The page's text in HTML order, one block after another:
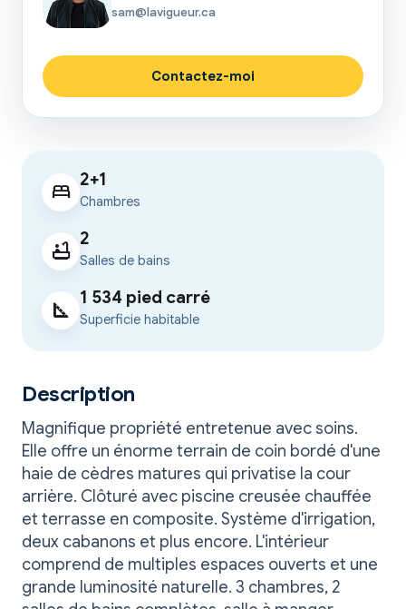
bed
2+1
Chambres
bathtub
2
Salles de bains
square_foot
1 534 pied carré
Superficie habitable
Description
Magnifique propriété entretenue avec soins.
Elle offre un énorme terrain de coin bordé d'une
haie de cèdres matures qui privatise la cour
arrière. Clôturé avec piscine creusée chauffée
et terrasse en composite. Système d'irrigation,
deux cabanons et plus encore. L'intérieur
comprend de multiples espaces ouverts et une
grande luminosité naturelle. 3 chambres, 2
sam@lavigueur.ca
Contactez-moi